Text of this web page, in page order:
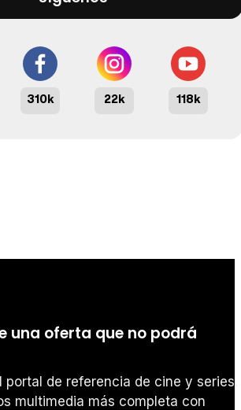
310k 22k 118k
una oferta que no podrá
portal de referencia de cine y series.
multimedia más completa con